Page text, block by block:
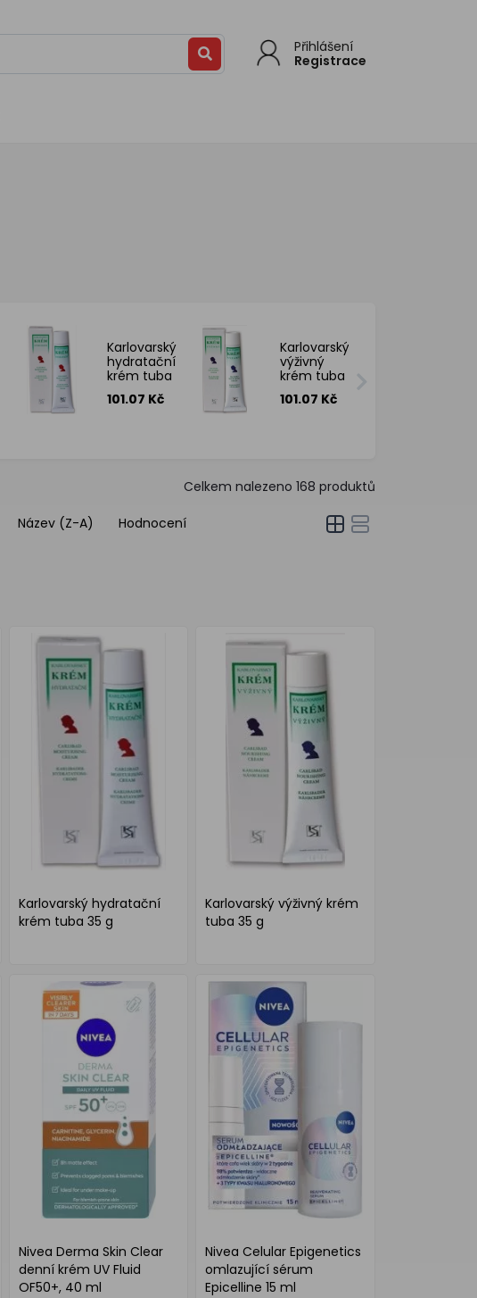
Přihlášení
Registrace
Karlovarský
hydratační
krém tuba
35 g
101.07 Kč
Karlovarský
výživný
krém tuba
35 g
101.07 Kč
Celkem nalezeno 168 produktů
Název (Z-A) Hodnocení
Karlovarský hydratační
krém tuba 35 g
Karlovarský výživný krém
tuba 35 g
Nivea Derma Skin Clear
denní krém UV Fluid
OF50+, 40 ml
Nivea Celular Epigenetics
omlazující sérum
Epicelline 15 ml